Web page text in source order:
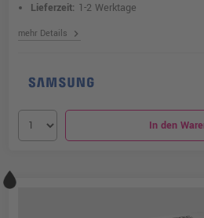
Lieferzeit: 1-2 Werktage
mehr Details chevron_right
In den